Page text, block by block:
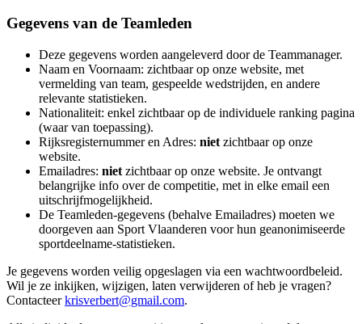
Gegevens van de Teamleden
Deze gegevens worden aangeleverd door de Teammanager.
Naam en Voornaam: zichtbaar op onze website, met
vermelding van team, gespeelde wedstrijden, en andere
relevante statistieken.
Nationaliteit: enkel zichtbaar op de individuele ranking pagina
(waar van toepassing).
Rijksregisternummer en Adres: niet zichtbaar op onze
website.
Emailadres: niet zichtbaar op onze website. Je ontvangt
belangrijke info over de competitie, met in elke email een
uitschrijfmogelijkheid.
De Teamleden-gegevens (behalve Emailadres) moeten we
doorgeven aan Sport Vlaanderen voor hun geanonimiseerde
sportdeelname-statistieken.
Je gegevens worden veilig opgeslagen via een wachtwoordbeleid.
Wil je ze inkijken, wijzigen, laten verwijderen of heb je vragen?
Contacteer krisverbert@gmail.com.